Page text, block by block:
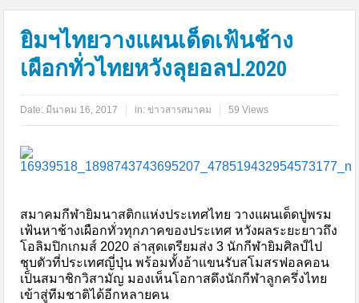
ยิมฯไทยวางแผนเด็ดเฟ้นช้าง
เผือกทั่วไทยหวังลุยอลป.2020
Date: มีนาคม 16, 2017 in:ข่าวสารสมาคม 59 Views
สมาคมกีฬายิมนาสติกแห่งประเทศไทย วางแผนเด็ดปูพรม
เฟ้นหาช้างเผือกทั่วทุกภาคของประเทศ หวังผลระยะยาวถึง
โอลิมปิกเกมส์ 2020 ล่าสุดเตรียมส่ง 3 นักกีฬายิมศิลป์ไป
ชุบตัวที่ประเทศญี่ปุ่น พร้อมทั้งอ้าแขนรับสโมสรฟอลคอน
เป็นสมาชิกวิสามัญ มองเห็นโอกาสดึงนักกีฬาลูกครึ่งไทย
เข้าสู่ทีมชาติได้อีกหลายคน